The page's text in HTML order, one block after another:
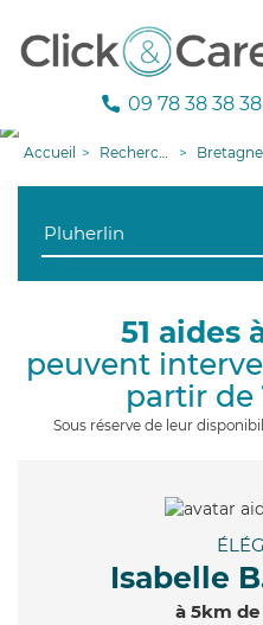
09 78 38 38 38
Accueil Recherche aide à domicile Bretagne
51 aides
peuvent
partir de
Sous réserve de leur
Isabelle
à 5km de